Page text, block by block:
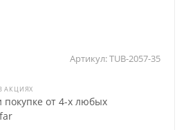
Артикул:TUB-2057-35
АКЦИЯХ
покупке от 4-х любых